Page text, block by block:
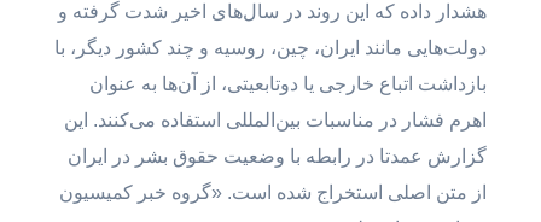
هشدار داده که این روند در سال‌های اخیر شدت گرفته و
دولت‌هایی مانند ایران، چین، روسیه و چند کشور دیگر، با
بازداشت اتباع خارجی یا دوتابعیتی، از آن‌ها به عنوان
اهرم فشار در مناسبات بین‌المللی استفاده می‌کنند. این
گزارش عمدتا در رابطه با وضعیت حقوق بشر در ایران
از متن اصلی استخراج شده است. «گروه خبر کمیسیون